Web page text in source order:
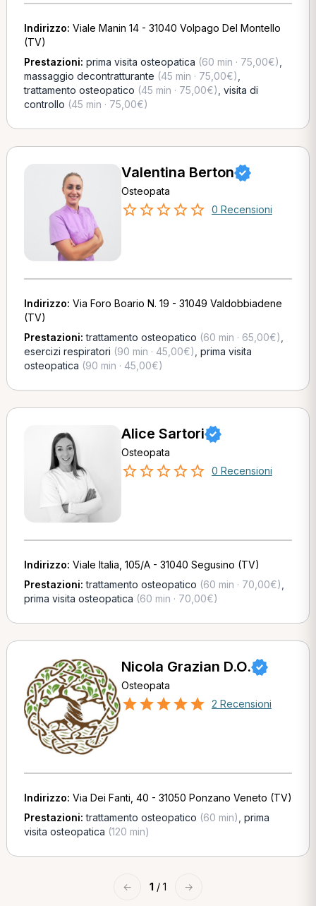
Indirizzo: Viale Manin 14 - 31040 Volpago Del Montello
(TV)
Prestazioni: prima visita osteopatica (60 min · 75,00€)
massaggio decontratturante (45 min · 75,00€)
trattamento osteopatico (45 min · 75,00€) visita di
controllo (45 min · 75,00€)
Valentina Berton
Osteopata
0 Recensioni
Indirizzo: Via Foro Boario N. 19 - 31049 Valdobbiadene
(TV)
Prestazioni:trattamento osteopatico (60 min · 65,00€)
esercizi respiratori (90 min · 45,00€) prima visita
osteopatica (90 min · 45,00€)
Alice Sartori
Osteopata
0 Recensioni
Indirizzo: Viale Italia, 105/A - 31040 Segusino (TV)
Prestazioni:trattamento osteopatico (60 min · 70,00€)
prima visita osteopatica (60 min · 70,00€)
Nicola Grazian D.O.
Osteopata
2 Recensioni
Indirizzo: Via Dei Fanti, 40 - 31050 Ponzano Veneto (TV)
Prestazioni:trattamento osteopatico (60 min) prima
visita osteopatica (120 min)
← 1 / 1 →